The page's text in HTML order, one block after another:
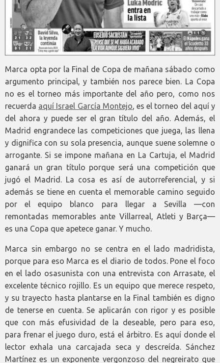
Marca opta por la Final de Copa de mañana sábado como
argumento principal, y también nos parece bien. La Copa
no es el torneo más importante del año pero, como nos
recuerda aquí Israel García Montejo, es el torneo del aquí y
del ahora y puede ser el gran título del año. Además, el
Madrid engrandece las competiciones que juega, las llena
y dignifica con su sola presencia, aunque suene solemne o
arrogante. Si se impone mañana en La Cartuja, el Madrid
ganará un gran título porque será una competición que
jugó el Madrid. La cosa es así de autorreferencial, y si
además se tiene en cuenta el memorable camino seguido
por el equipo blanco para llegar a Sevilla —con
remontadas memorables ante Villarreal, Atleti y Barça—
es una Copa que apetece ganar. Y mucho.
Marca sin embargo no se centra en el lado madridista,
porque para eso Marca es el diario de todos. Pone el foco
en el lado osasunista con una entrevista con Arrasate, el
excelente técnico rojillo. Es un equipo que merece respeto,
y su trayecto hasta plantarse en la Final también es digno
de tenerse en cuenta. Se aplicarán con rigor y es posible
que con más efusividad de la deseable, pero para eso,
para frenar el juego duro, está el árbitro. Es aquí donde el
lector exhala una carcajada seca y descreída. Sánchez
Martínez es un exponente vergonzoso del negreirato que